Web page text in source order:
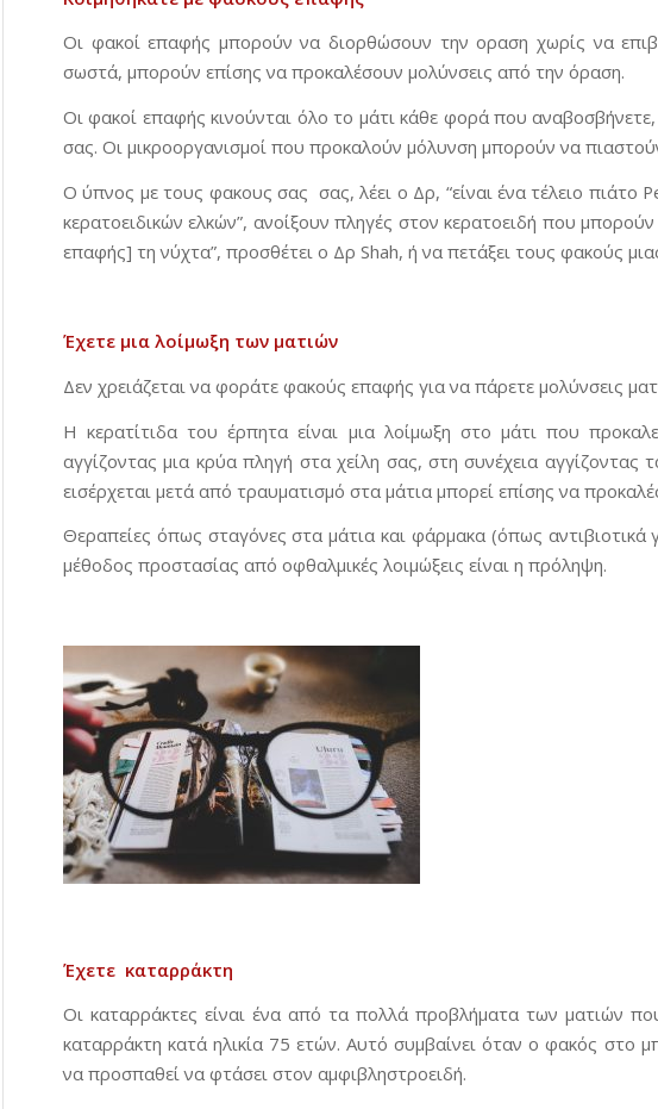
Οι φακοί επαφής μπορούν να διορθώσουν την οραση χωρίς να
σωστά, μπορούν επίσης να προκαλέσουν μολύνσεις από την όραση.
Οι φακοί επαφής κινούνται όλο το μάτι κάθε φορά που
σας. Οι μικροοργανισμοί που προκαλούν μόλυνση μπορούν να
Ο ύπνος με τους φακους σας σας, λέει ο Δρ, “είναι ένα τέλειο
κερατοειδικών ελκών”, ανοίξουν πληγές στον κερατοειδή που
επαφής] τη νύχτα”, προσθέτει ο Δρ Shah, ή να πετάξει τους φακούς
Έχετε μια λοίμωξη των ματιών
Δεν χρειάζεται να φοράτε φακούς επαφής για να πάρετε μολύνσεις
Η κερατίτιδα του έρπητα είναι μια λοίμωξη στο μάτι που
αγγίζοντας μια κρύα πληγή στα χείλη σας, στη συνέχεια
εισέρχεται μετά από τραυματισμό στα μάτια μπορεί επίσης να
Θεραπείες όπως σταγόνες στα μάτια και φάρμακα (όπως αντιβιοτικά
μέθοδος προστασίας από οφθαλμικές λοιμώξεις είναι η πρόληψη.
Έχετε καταρράκτη
Οι καταρράκτες είναι ένα από τα πολλά προβλήματα των ματιών
καταρράκτη κατά ηλικία 75 ετών. Αυτό συμβαίνει όταν ο φακός στο
να προσπαθεί να φτάσει στον αμφιβληστροειδή.